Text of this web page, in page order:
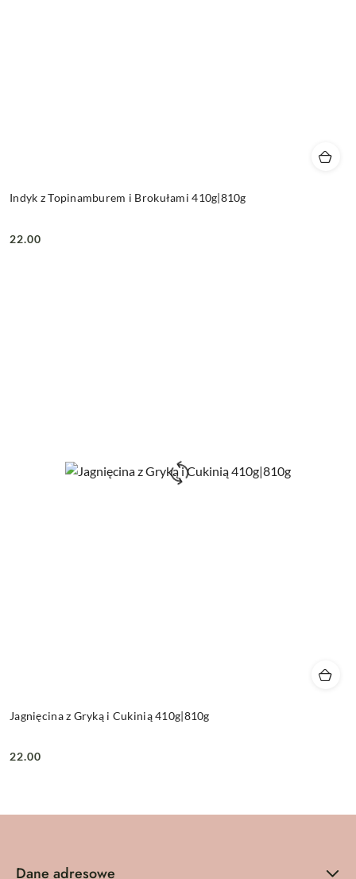
Indyk z Topinamburem i Brokułami 410g|810g
Cena:
22.00
Jagnięcina z Gryką i Cukinią 410g|810g
Cena:
22.00
Dane adresowe